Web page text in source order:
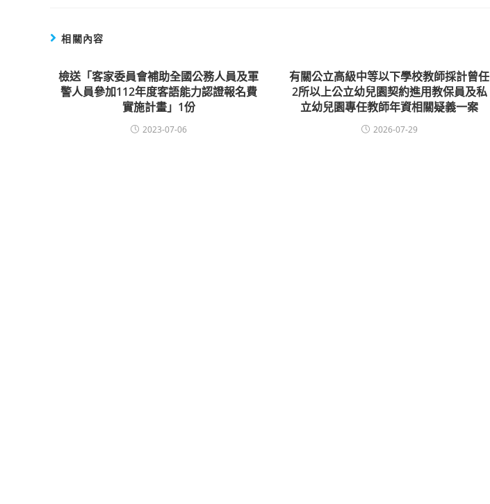
相關內容
檢送「客家委員會補助全國公務人員及軍
警人員參加112年度客語能力認證報名費
實施計畫」1份
2023-07-06
有關公立高級中等以下學校教師採計曾任
2所以上公立幼兒園契約進用教保員及私
立幼兒園專任教師年資相關疑義一案
2026-07-29